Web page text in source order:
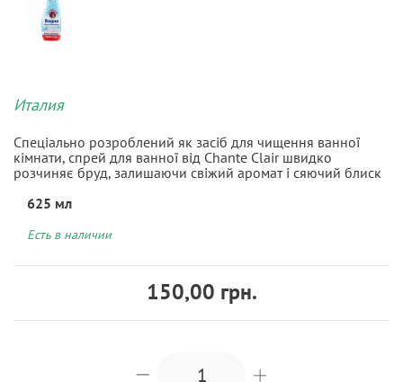
Италия
Спеціально розроблений як засіб для чищення ванної
кімнати, спрей для ванної від Chante Clair швидко
розчиняє бруд, залишаючи свіжий аромат і сяючий блиск
625 мл
Есть в наличии
150,00 грн.